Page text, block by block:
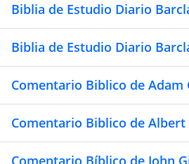
Biblia de Estudio Diario
Biblia de Estudio Diario
Comentario Biblico de Adam
Comentario Biblico de Albert